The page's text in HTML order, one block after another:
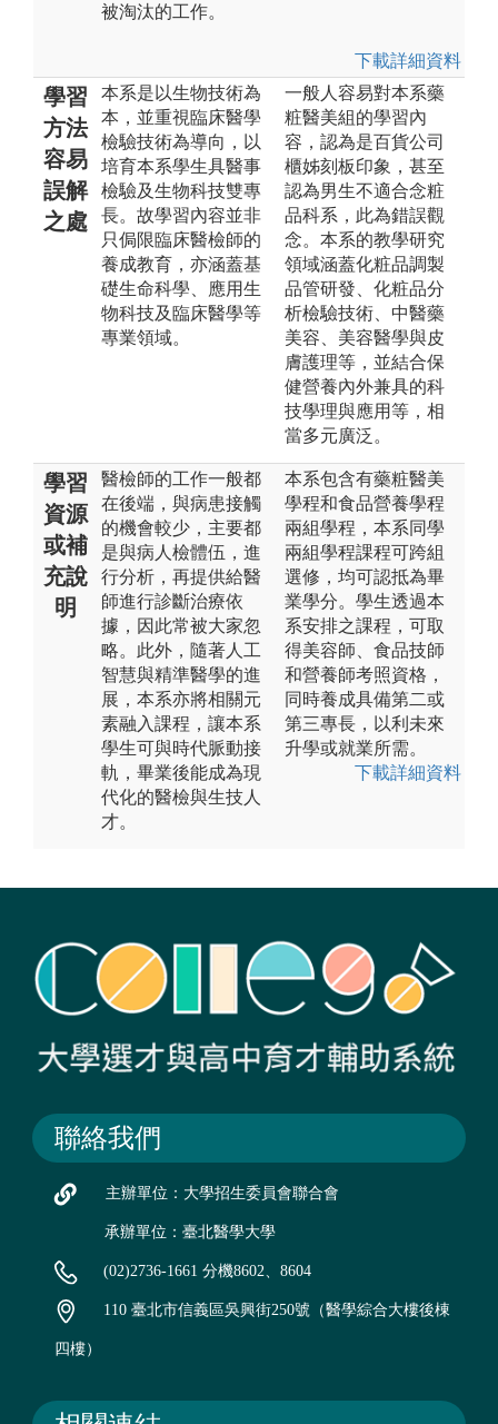
被淘汰的工作。
下載詳細資料
學習
方法
容易
誤解
之處
本系是以生物技術為
本，並重視臨床醫學
檢驗技術為導向，以
培育本系學生具醫事
檢驗及生物科技雙專
長。故學習內容並非
只侷限臨床醫檢師的
養成教育，亦涵蓋基
礎生命科學、應用生
物科技及臨床醫學等
專業領域。
一般人容易對本系藥
粧醫美組的學習內
容，認為是百貨公司
櫃姊刻板印象，甚至
認為男生不適合念粧
品科系，此為錯誤觀
念。本系的教學研究
領域涵蓋化粧品調製
品管研發、化粧品分
析檢驗技術、中醫藥
美容、美容醫學與皮
膚護理等，並結合保
健營養內外兼具的科
技學理與應用等，相
當多元廣泛。
學習
資源
或補
充說
明
醫檢師的工作一般都
在後端，與病患接觸
的機會較少，主要都
是與病人檢體伍，進
行分析，再提供給醫
師進行診斷治療依
據，因此常被大家忽
略。此外，隨著人工
智慧與精準醫學的進
展，本系亦將相關元
素融入課程，讓本系
學生可與時代脈動接
軌，畢業後能成為現
代化的醫檢與生技人
才。
本系包含有藥粧醫美
學程和食品營養學程
兩組學程，本系同學
兩組學程課程可跨組
選修，均可認抵為畢
業學分。學生透過本
系安排之課程，可取
得美容師、食品技師
和營養師考照資格，
同時養成具備第二或
第三專長，以利未來
升學或就業所需。
下載詳細資料
聯絡我們
主辦單位：大學招生委員會聯合會
承辦單位：臺北醫學大學
(02)2736-1661 分機8602、8604
110 臺北市信義區吳興街250號（醫學綜合大樓後棟
四樓）